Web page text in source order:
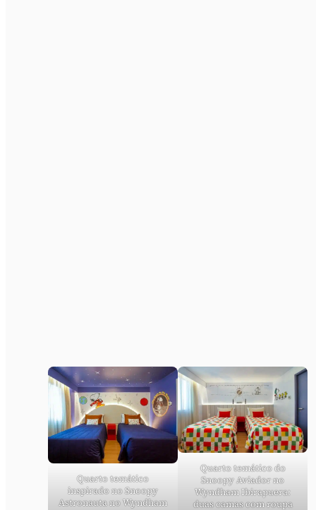
Quarto temático
inspirado no Snoopy
Astronauta no Wyndham
Quarto temático do
Snoopy Aviador no
Wyndham Ibirapuera:
duas camas com roupa